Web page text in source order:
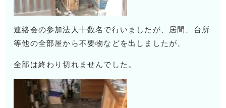
連絡会の参加法人十数名で行いましたが、居間、台所
等他の全部屋から不要物などを出しましたが、
全部は終わり切れませんでした。